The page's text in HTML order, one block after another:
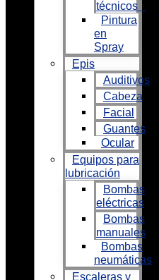
técnicos
Pintura
en
Spray
Epis
Auditivos
Cabeza
Facial
Guantes
Ocular
Equipos para
lubricación
Bombas
eléctricas
Bombas
manuales
Bombas
neumáticas
Escaleras y